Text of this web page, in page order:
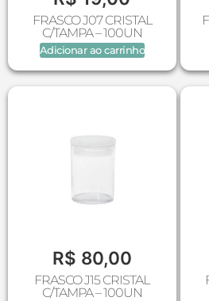
FRASCO J07 CRISTAL
C/TAMPA – 100UN
Adicionar ao carrinho
R$ 80,00
FRASCO J15 CRISTAL
C/TAMPA – 100UN